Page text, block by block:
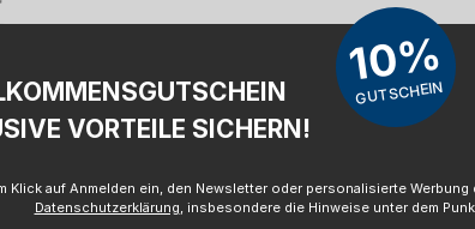
Impressum AGB
© SCHIESSER 2026.
VORTEILE SICHERN!
10%
GUTSCHEIN
Klick auf Anmelden ein, den Newsletter oder personalisierte
Datenschutzerklärung, insbesondere die Hinweise unter dem